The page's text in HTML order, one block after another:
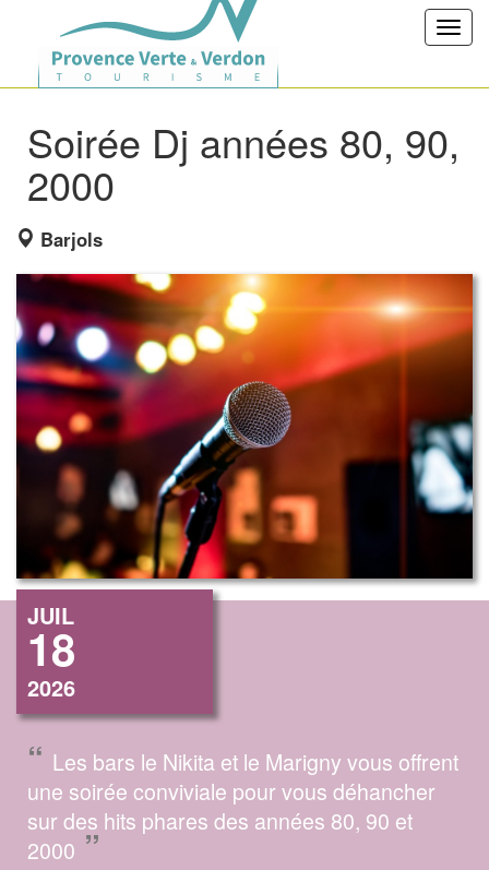
Soirée Dj années 80, 90,
2000
Barjols
JUIL
18
2026
“ Les bars le Nikita et le Marigny vous offrent
une soirée conviviale pour vous déhancher
sur des hits phares des années 80, 90 et
2000 ”